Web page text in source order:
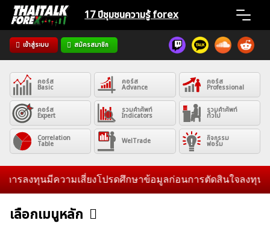
Skip
content
17 ปีชุมชนความรู้ forex
เข้าสู่ระบบ สมัครสมาชิก
Home
News
Articles
VPS Register
คอร์ส
Basic
คอร์ส
Advance
คอร์ส
Professional
คอร์ส
Expert
รวมคำศัพท์
Indicators
รวมคำศัพท์
ทั่วไป
Correlation
Table WelTrade กิจกรรม
ฟอรั่ม
วามเสี่ยงโปรดศึกษาข้อมูลก่อนการตัดสินใจลงทุน และไม่รับร
เลือกเมนูหลัก